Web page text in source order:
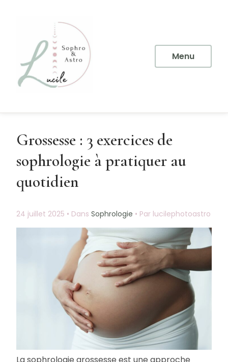
Menu
Grossesse : 3 exercices de
sophrologie à pratiquer au
quotidien
24 juillet 2025 • Dans Sophrologie • Par lucilephotoastro